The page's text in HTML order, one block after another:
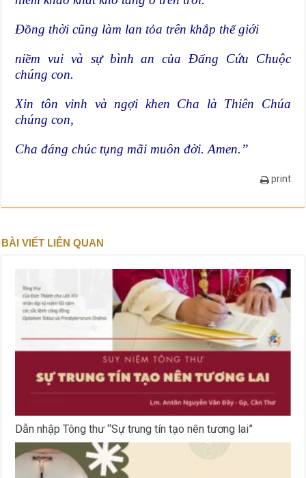
Đồng thời cũng làm lan tỏa trên khắp thế giới
niềm vui và sự bình an của Đấng Cứu Chuộc
chúng con.
Xin tôn vinh và ngợi khen Cha là Thiên Chúa
chúng con,
Cha đáng chúc tụng mãi muôn đời. Amen.”
print
BÀI VIẾT LIÊN QUAN
Dẫn nhập Tông thư “Sự trung tín tạo nên tương lai”